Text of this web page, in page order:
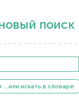
поиск
...или искать в словаре